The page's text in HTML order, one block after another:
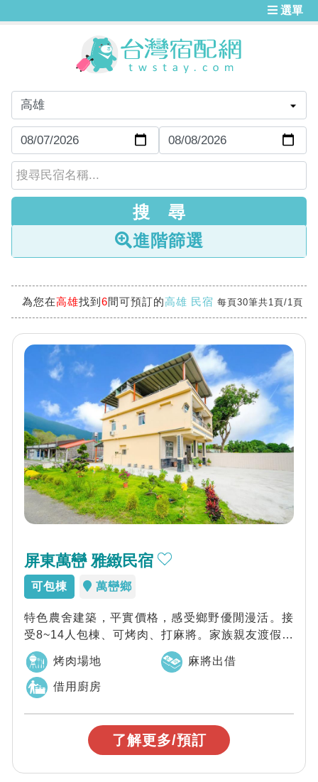
選單
進階篩選
為您在高雄找到 6間可預訂的高雄 民宿 每頁30筆共1頁/1頁
屏東萬巒 雅緻民宿
可包棟 萬巒鄉
特色農舍建築，平實價格，感受鄉野優閒漫活。接
受8~14人包棟、可烤肉、打麻將。家族親友渡假聚
會包棟推薦。
烤肉場地 麻將出借
借用廚房
了解更多/預訂